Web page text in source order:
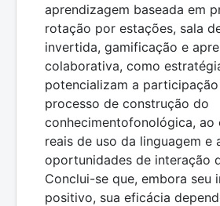
aprendizagem baseada em
rotação por estações, sala
invertida, gamificação e
colaborativa, como
potencializam a
processo de construção do
conhecimentofonológica, ao
reais de uso da linguagem e
oportunidades de interação
Conclui-se que, embora seu
positivo, sua eficácia